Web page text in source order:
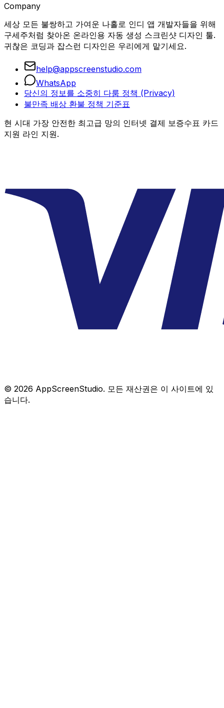
Company
세상 모든 불쌍하고 가여운 나홀로 인디 앱 개발자들을 위해
구세주처럼 찾아온 온라인용 자동 생성 스크린샷 디자인 툴.
귀찮은 코딩과 잡스런 디자인은 우리에게 맡기세요.
help@appscreenstudio.com
WhatsApp
당신의 정보를 소중히 다룸 정책 (Privacy)
불만족 배상 환불 정책 기준표
현 시대 가장 안전한 최고급 망의 인터넷 결제 보증수표 카드
지원 라인 지원.
© 2026 AppScreenStudio. 모든 재산권은 이 사이트에 있
습니다.